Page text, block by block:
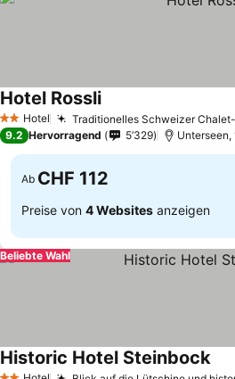
2 Sterne
Hotel Traditionelles Schweizer
Hotel RossliPreise sehen
9.2 Hervorragend 5’329 Unterseen,
Ab CHF 112
Preise von 4 Websites anzeigen
Beliebte Wahl
Historic Hotel Steinbock